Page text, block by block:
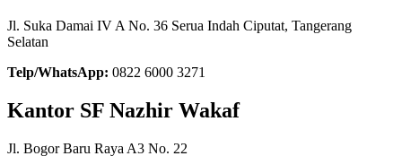
Jl. Suka Damai IV A No. 36 Serua Indah Ciputat, Tangerang
Selatan
Telp/WhatsApp: 0822 6000 3271
Kantor SF Nazhir Wakaf
Jl. Bogor Baru Raya A3 No. 22